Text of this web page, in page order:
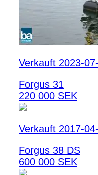
Verkauft 2023-
Forgus 31
220 000 SEK
Verkauft 2017-
Forgus 38 DS
600 000 SEK